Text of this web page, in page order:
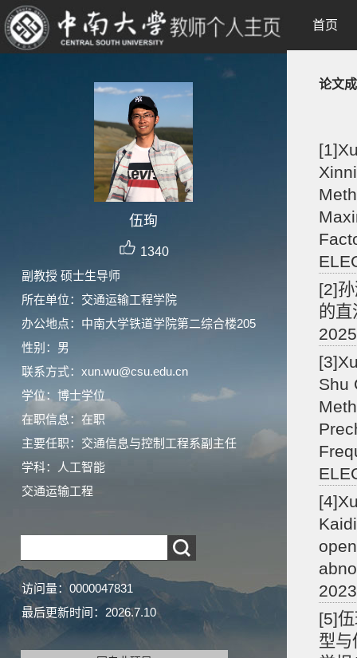
伍珣
1340
副教授 硕士生导师
所在单位：交通运输工程学院
办公地点：中南大学铁道学院第二综合楼205
性别：男
联系方式：xun.wu@csu.edu.cn
学位：博士学位
在职信息：在职
主要任职：交通信息与控制工程系副主任
学科：人工智能
交通运输工程
访问量： 0000047831
最后更新时间： 2026.7.10
首页
论文
[2]
的直
Shu
[5]
型与